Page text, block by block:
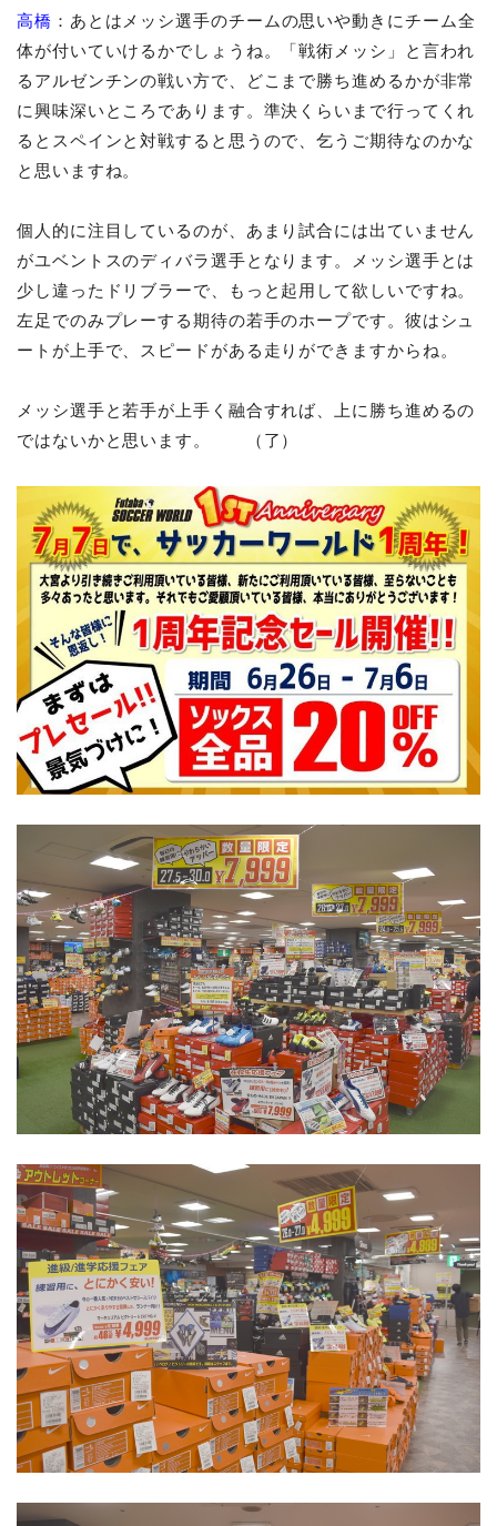
高橋 ：あとはメッシ選手のチームの思いや動きにチーム全
体が付いていけるかでしょうね。「戦術メッシ」と言われ
るアルゼンチンの戦い方で、どこまで勝ち進めるかが非常
に興味深いところであります。準決くらいまで行ってくれ
るとスペインと対戦すると思うので、乞うご期待なのかな
と思いますね。
個人的に注目しているのが、あまり試合には出ていません
がユベントスのディバラ選手となります。メッシ選手とは
少し違ったドリブラーで、もっと起用して欲しいですね。
左足でのみプレーする期待の若手のホープです。彼はシュ
ートが上手で、スピードがある走りができますからね。
メッシ選手と若手が上手く融合すれば、上に勝ち進めるの
ではないかと思います。 （了）